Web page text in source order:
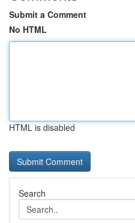
Submit a Comment
No HTML
HTML is disabled
Search